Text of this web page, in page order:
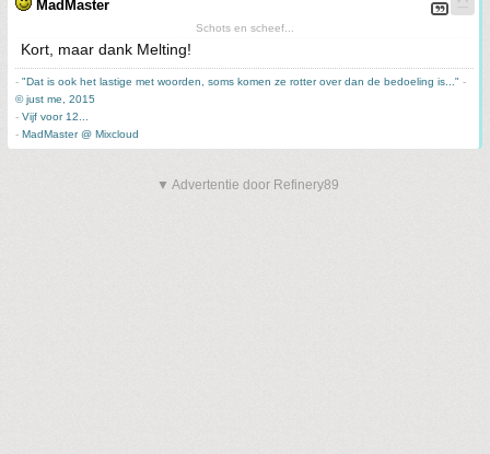
MadMaster
Schots en scheef...
Kort, maar dank Melting!
- "Dat is ook het lastige met woorden, soms komen ze rotter over dan de bedoeling is..." -
© just me, 2015
- Vijf voor 12...
- MadMaster @ Mixcloud
▼ Advertentie door Refinery89